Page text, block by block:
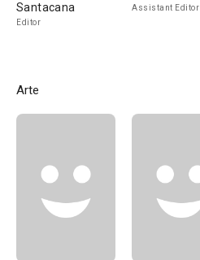
Santacana
Editor
Assistant Editor
Arte